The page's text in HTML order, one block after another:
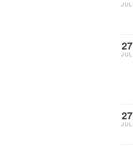
JUL
27
JUL
27
JUL